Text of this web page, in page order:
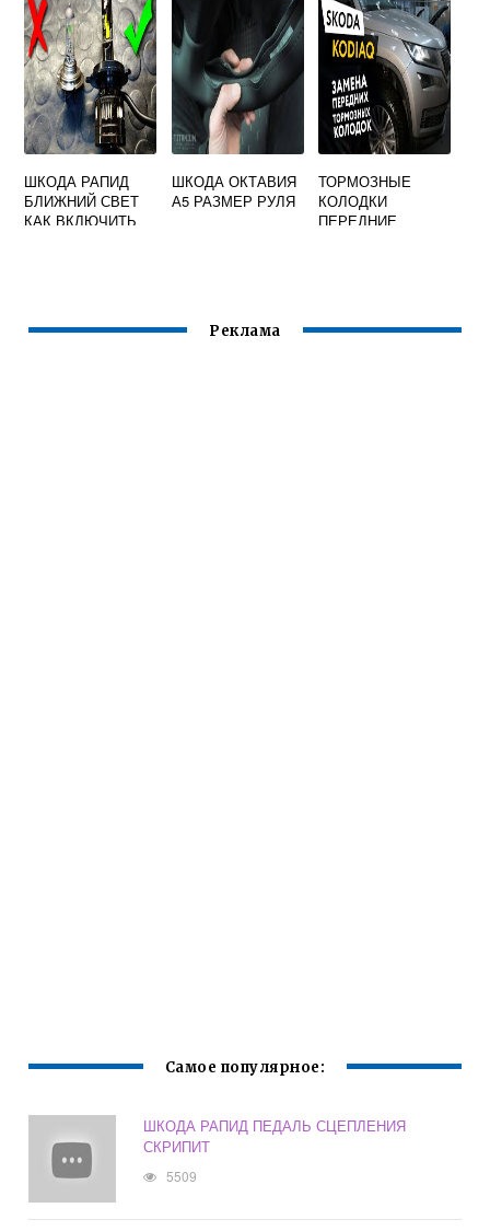
ШКОДА РАПИД
БЛИЖНИЙ СВЕТ
КАК ВКЛЮЧИТЬ
ШКОДА ОКТАВИЯ
А5 РАЗМЕР РУЛЯ
ТОРМОЗНЫЕ
КОЛОДКИ
ПЕРЕДНИЕ
Реклама
Самое популярное:
ШКОДА РАПИД ПЕДАЛЬ СЦЕПЛЕНИЯ
СКРИПИТ
5509